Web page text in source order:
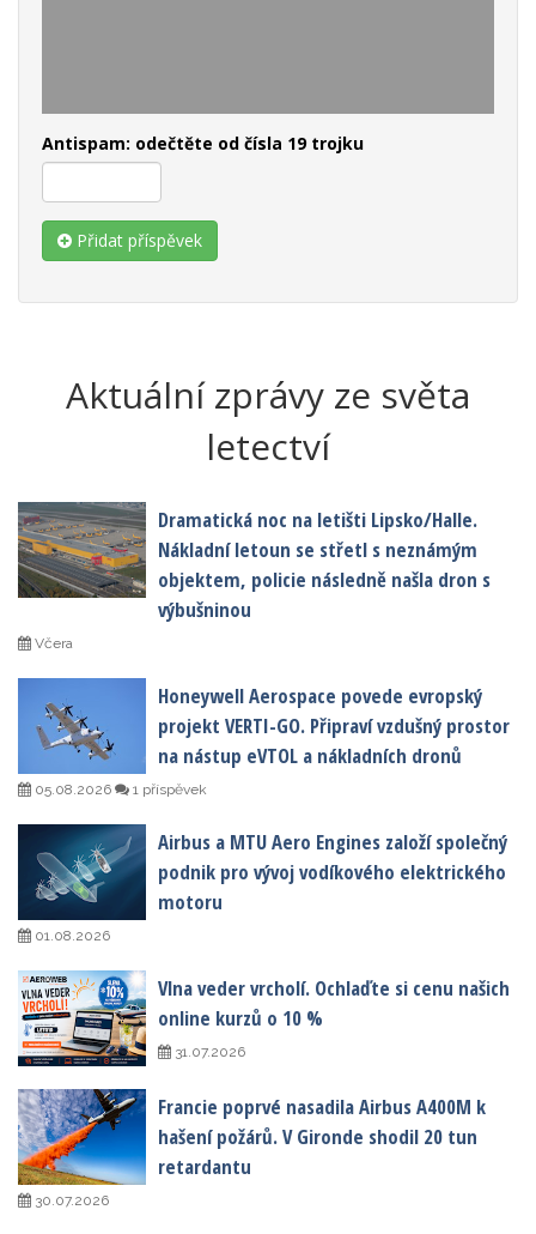
Antispam: odečtěte od čísla 19 trojku
Přidat příspěvek
Aktuální zprávy ze světa
letectví
Dramatická noc na letišti Lipsko/Halle.
Nákladní letoun se střetl s neznámým
objektem, policie následně našla dron s
výbušninou
Včera
Honeywell Aerospace povede evropský
projekt VERTI-GO. Připraví vzdušný prostor
na nástup eVTOL a nákladních dronů
05.08.2026 1 příspěvek
Airbus a MTU Aero Engines založí společný
podnik pro vývoj vodíkového elektrického
motoru
01.08.2026
Vlna veder vrcholí. Ochlaďte si cenu našich
online kurzů o 10 %
31.07.2026
Francie poprvé nasadila Airbus A400M k
hašení požárů. V Gironde shodil 20 tun
retardantu
30.07.2026